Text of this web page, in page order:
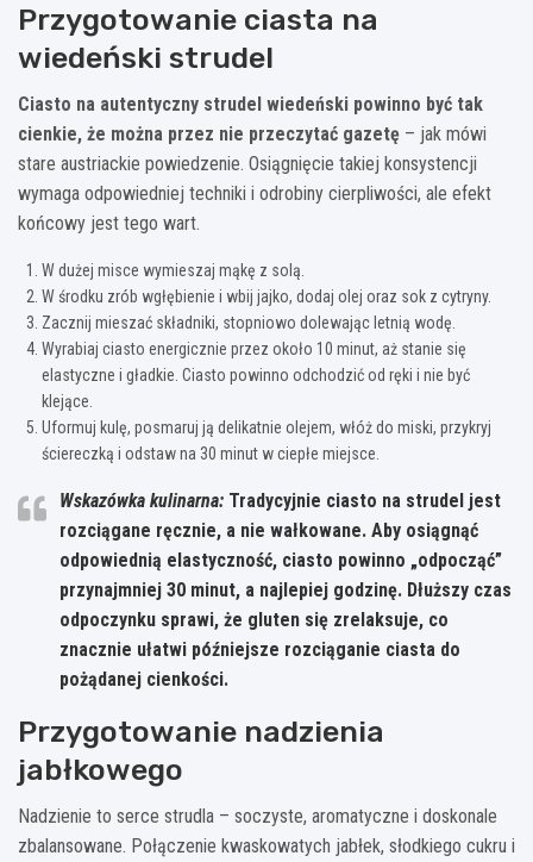
Przygotowanie ciasta na
wiedeński strudel
Ciasto na autentyczny strudel wiedeński powinno być tak
cienkie, że można przez nie przeczytać gazetę – jak mówi
stare austriackie powiedzenie. Osiągnięcie takiej konsystencji
wymaga odpowiedniej techniki i odrobiny cierpliwości, ale efekt
końcowy jest tego wart.
W dużej misce wymieszaj mąkę z solą.
W środku zrób wgłębienie i wbij jajko, dodaj olej oraz sok z cytryny.
Zacznij mieszać składniki, stopniowo dolewając letnią wodę.
Wyrabiaj ciasto energicznie przez około 10 minut, aż stanie się
elastyczne i gładkie. Ciasto powinno odchodzić od ręki i nie być
klejące.
Uformuj kulę, posmaruj ją delikatnie olejem, włóż do miski, przykryj
ściereczką i odstaw na 30 minut w ciepłe miejsce.
Wskazówka kulinarna: Tradycyjnie ciasto na strudel jest
rozciągane ręcznie, a nie wałkowane. Aby osiągnąć
odpowiednią elastyczność, ciasto powinno „odpocząć”
przynajmniej 30 minut, a najlepiej godzinę. Dłuższy czas
odpoczynku sprawi, że gluten się zrelaksuje, co
znacznie ułatwi późniejsze rozciąganie ciasta do
pożądanej cienkości.
Przygotowanie nadzienia
jabłkowego
Nadzienie to serce strudla – soczyste, aromatyczne i doskonale
zbalansowane. Połączenie kwaskowatych jabłek, słodkiego cukru i